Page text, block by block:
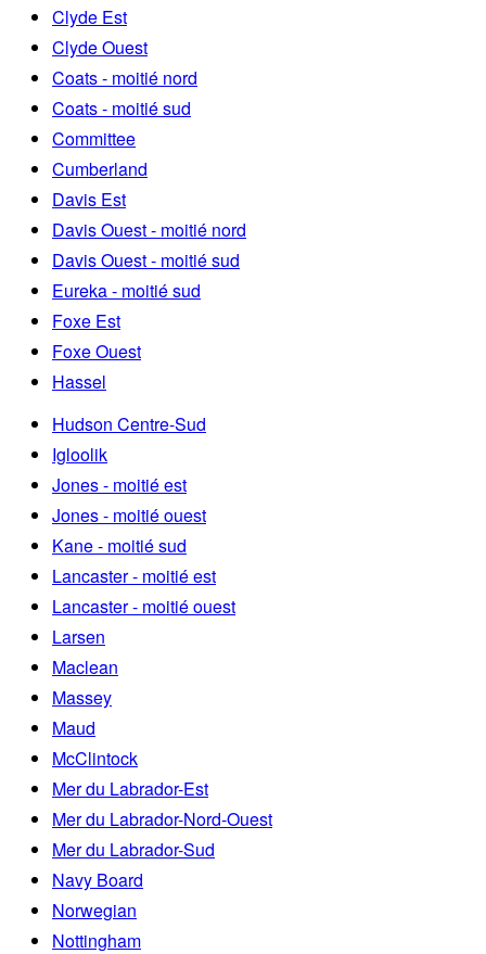
Clyde Est
Clyde Ouest
Coats - moitié nord
Coats - moitié sud
Committee
Cumberland
Davis Est
Davis Ouest - moitié nord
Davis Ouest - moitié sud
Eureka - moitié sud
Foxe Est
Foxe Ouest
Hassel
Hudson Centre-Sud
Igloolik
Jones - moitié est
Jones - moitié ouest
Kane - moitié sud
Lancaster - moitié est
Lancaster - moitié ouest
Larsen
Maclean
Massey
Maud
McClintock
Mer du Labrador-Est
Mer du Labrador-Nord-Ouest
Mer du Labrador-Sud
Navy Board
Norwegian
Nottingham